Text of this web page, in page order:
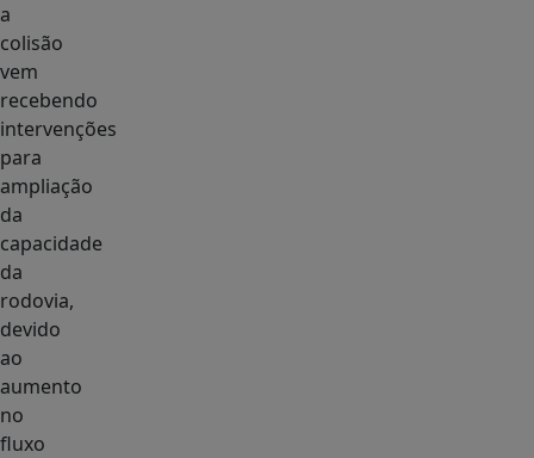
a
colisão
vem
recebendo
intervenções
para
ampliação
da
capacidade
da
rodovia,
devido
ao
aumento
no
fluxo